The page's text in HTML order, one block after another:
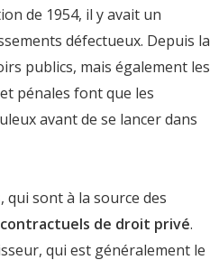
de 1954, il y avait un
défectueux. Depuis la
publics, mais également les
pénales font que les
avant de se lancer dans
, qui sont à la source des
de droit privé.
qui est généralement le